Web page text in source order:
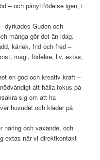
– och pånyttfödelse igen, i
dyrkades Guden och
många gör det än idag.
kärlek, frid och fred –
magi, födelse, liv, extas,
en god och kreativ kraft –
att hålla fokus på
sig om att ha
huvudet och kläder på
näring och växande, och
extas når vi direktkontakt